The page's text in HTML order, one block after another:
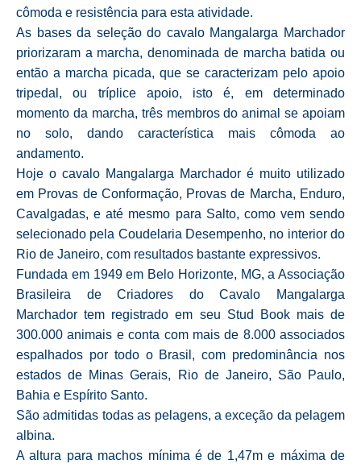
cômoda e resistência para esta atividade.
As bases da seleção do cavalo Mangalarga Marchador
priorizaram a marcha, denominada de marcha batida ou
então a marcha picada, que se caracterizam pelo apoio
tripedal, ou tríplice apoio, isto é, em determinado
momento da marcha, três membros do animal se apoiam
no solo, dando característica mais cômoda ao
andamento.
Hoje o cavalo Mangalarga Marchador é muito utilizado
em Provas de Conformação, Provas de Marcha, Enduro,
Cavalgadas, e até mesmo para Salto, como vem sendo
selecionado pela Coudelaria Desempenho, no interior do
Rio de Janeiro, com resultados bastante expressivos.
Fundada em 1949 em Belo Horizonte, MG, a Associação
Brasileira de Criadores do Cavalo Mangalarga
Marchador tem registrado em seu Stud Book mais de
300.000 animais e conta com mais de 8.000 associados
espalhados por todo o Brasil, com predominância nos
estados de Minas Gerais, Rio de Janeiro, São Paulo,
Bahia e Espírito Santo.
São admitidas todas as pelagens, a exceção da pelagem
albina.
A altura para machos mínima é de 1,47m e máxima de